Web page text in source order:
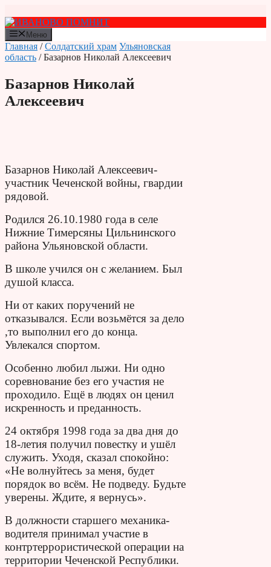
к
содержимому
Меню
Главная /Солдатский храм Ульяновская
область / Базарнов Николай Алексеевич
Базарнов Николай
Алексеевич
Базарнов Николай Алексеевич-
участник Чеченской войны, гвардии
рядовой.
Родился 26.10.1980 года в селе
Нижние Тимерсяны Цильнинского
района Ульяновской области.
В школе учился он с желанием. Был
душой класса.
Ни от каких поручений не
отказывался. Если возьмётся за дело
,то выполнил его до конца.
Увлекался спортом.
Особенно любил лыжи. Ни одно
соревнование без его участия не
проходило. Ещё в людях он ценил
искренность и преданность.
24 октября 1998 года за два дня до
18-летия получил повестку и ушёл
служить. Уходя, сказал спокойно:
«Не волнуйтесь за меня, будет
порядок во всём. Не подведу. Будьте
уверены. Ждите, я вернусь».
В должности старшего механика-
водителя принимал участие в
контртеррористической операции на
территории Чеченской Республики.